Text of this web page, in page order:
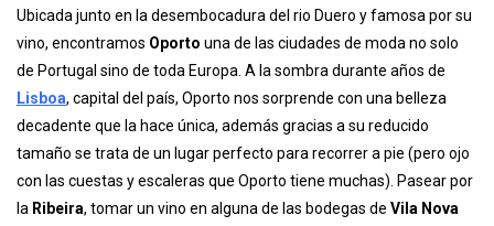
Ubicada junto en la desembocadura del rio Duero y famosa por su
vino, encontramos Oporto una de las ciudades de moda no solo
de Portugal sino de toda Europa. A la sombra durante años de
Lisboa, capital del país, Oporto nos sorprende con una belleza
decadente que la hace única, además gracias a su reducido
tamaño se trata de un lugar perfecto para recorrer a pie (pero ojo
con las cuestas y escaleras que Oporto tiene muchas). Pasear por
la Ribeira, tomar un vino en alguna de las bodegas de Vila Nova